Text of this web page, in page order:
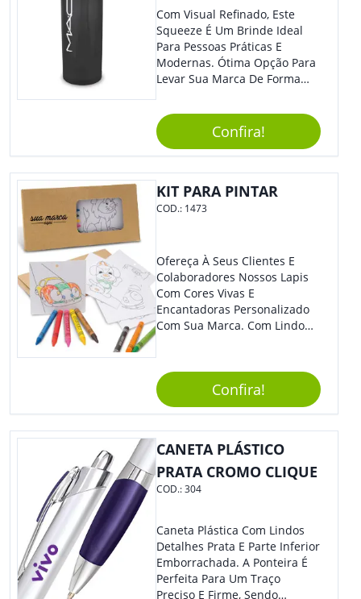
Com Visual Refinado, Este
Squeeze É Um Brinde Ideal
Para Pessoas Práticas E
Modernas. Ótima Opção Para
Levar Sua Marca De Forma
Sua Empresa Em Eventos,
Reuniões Corporativas Ou Até
Mesmo Para Presentear
Colaboradores E Parceiros De
Sua Empresa.
Confira!
KIT PARA PINTAR
COD.: 1473
Ofereça À Seus Clientes E
Colaboradores Nossos Lapis
Com Cores Vivas E
Encantadoras Personalizado
Com Sua Marca. Com Lindo
Perfeito, Não É?!
Confira!
CANETA PLÁSTICO
PRATA CROMO CLIQUE
COD.:304
Caneta Plástica Com Lindos
Detalhes Prata E Parte Inferior
Emborrachada. A Ponteira É
Perfeita Para Um Traço
Preciso E Firme, Sendo